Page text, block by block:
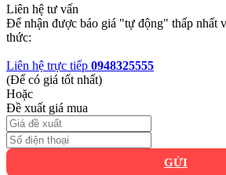
Liên hệ tư vấn
Để nhận được báo giá "tự động" thấp nhất
thức:
Liên hệ trực tiếp 0948325555
(Để có giá tốt nhất)
Hoặc
Đề xuất giá mua
GỬI